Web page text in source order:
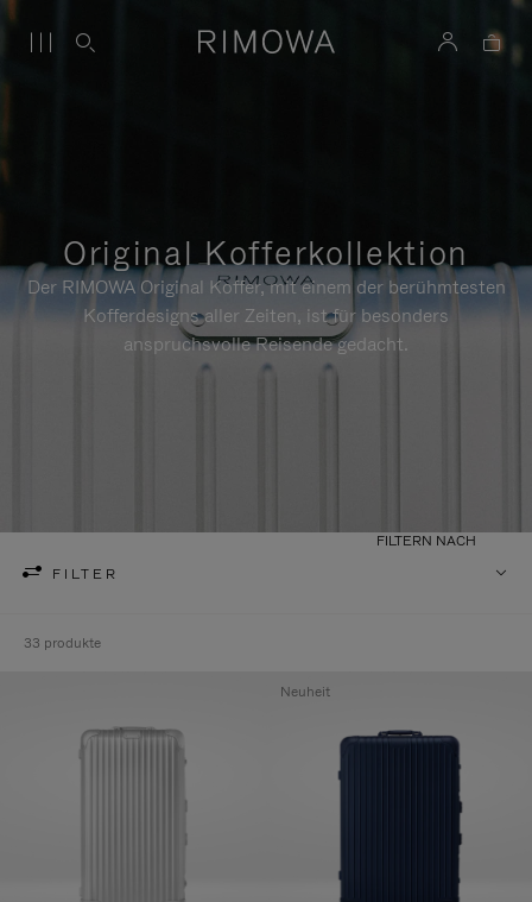
Original Kofferkollektion
Der RIMOWA Original Koffer, mit einem der berühmtesten
Kofferdesigns aller Zeiten, ist für besonders
anspruchsvolle Reisende gedacht.
FILTER
FILTERN NACH
33 produkte
Neuheit